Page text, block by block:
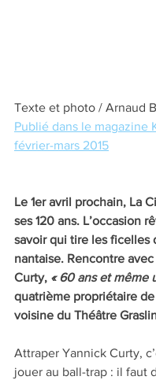
Texte et photo / Arnaud
Publié dans le magazine
février-mars 2015
Le 1er avril prochain, La
ses 120 ans. L’occasion
savoir qui tire les ficelles
nantaise. Rencontre
Curty, « 60 ans et même
quatrième propriétaire de
voisine du Théâtre
Attraper Yannick Curty,
jouer au ball-trap : il faut